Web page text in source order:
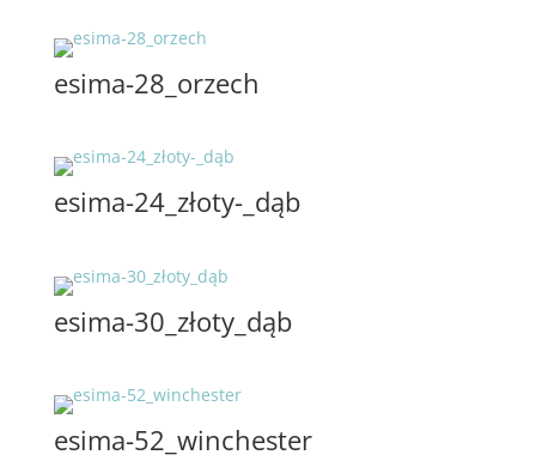
esima-28_orzech
esima-24_złoty-_dąb
esima-30_złoty_dąb
esima-52_winchester